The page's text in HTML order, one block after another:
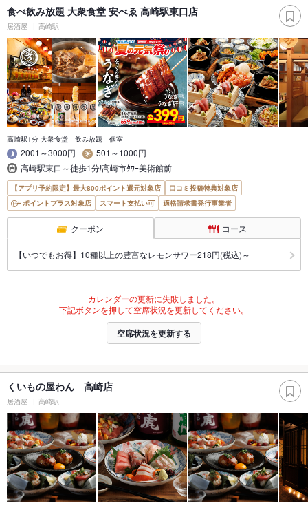
食べ飲み放題 大衆食堂 安べゑ 高崎駅東口店
居酒屋 高崎駅
高崎駅1分 大衆食堂 飲み放題 個室
2001～3000円
501～1000円
高崎駅東口～徒歩1分!高崎市ﾀﾜｰ美術館前
【アプリ予約限定】最大800ポイント還元対象店
口コミ投稿特典対象店
ポイントプラス対象店
スマート支払い可 適格請求書発行事業者
クーポン コース
【いつでもお得】10種以上の豊富なレモンサワー218円(税込)～
カレンダーの更新に失敗しました。
下記ボタンを押して空席状況を更新してください。
空席状況を更新する
くいもの屋わん 高崎店
居酒屋 高崎駅